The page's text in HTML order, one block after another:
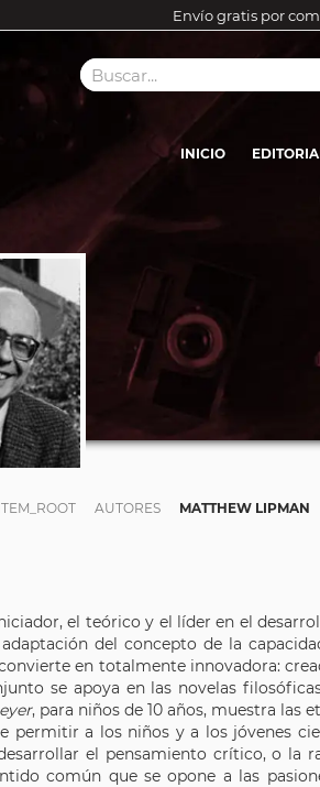
Envío gratis por
INICIO
AUTORES MATTHEW LIPMAN
el teórico y el líder en el
del concepto de la
en totalmente innovadora:
se apoya en las novelas
, para niños de 10 años, muestra las
permitir a los niños y a los jóvenes
el pensamiento crítico, o la
común que se opone a las